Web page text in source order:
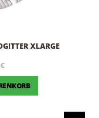
XLARGE